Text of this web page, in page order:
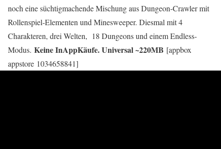
noch eine süchtigmachende Mischung aus Dungeon-Crawler mit
Rollenspiel-Elementen und Minesweeper. Diesmal mit 4
Charakteren, drei Welten, 18 Dungeons und einem Endless-
Modus. Keine InAppKäufe. Universal ~220MB [appbox
appstore 1034658841]